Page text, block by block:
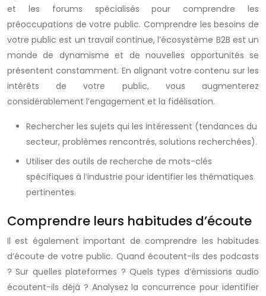
et les forums spécialisés pour comprendre les
préoccupations de votre public. Comprendre les besoins de
votre public est un travail continue, l’écosystème B2B est un
monde de dynamisme et de nouvelles opportunités se
présentent constamment. En alignant votre contenu sur les
intérêts de votre public, vous augmenterez
considérablement l’engagement et la fidélisation.
Rechercher les sujets qui les intéressent (tendances du
secteur, problèmes rencontrés, solutions recherchées).
Utiliser des outils de recherche de mots-clés
spécifiques à l’industrie pour identifier les thématiques
pertinentes.
Comprendre leurs habitudes d’écoute
Il est également important de comprendre les habitudes
d’écoute de votre public. Quand écoutent-ils des podcasts
? Sur quelles plateformes ? Quels types d’émissions audio
écoutent-ils déjà ? Analysez la concurrence pour identifier